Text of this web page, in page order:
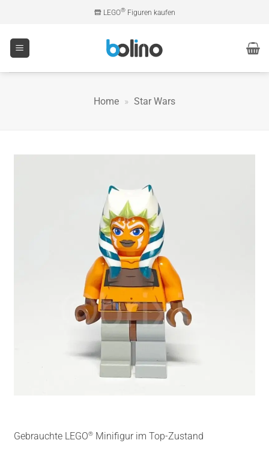
springen
LEGO®Figuren kaufen
Home » Star Wars
Gebrauchte LEGO® Minifigur im Top-Zustand